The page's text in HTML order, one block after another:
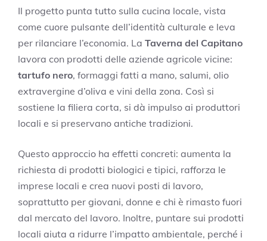
Il progetto punta tutto sulla cucina locale, vista
come cuore pulsante dell’identità culturale e leva
per rilanciare l’economia. La Taverna del Capitano
lavora con prodotti delle aziende agricole vicine:
tartufo nero, formaggi fatti a mano, salumi, olio
extravergine d’oliva e vini della zona. Così si
sostiene la filiera corta, si dà impulso ai produttori
locali e si preservano antiche tradizioni.
Questo approccio ha effetti concreti: aumenta la
richiesta di prodotti biologici e tipici, rafforza le
imprese locali e crea nuovi posti di lavoro,
soprattutto per giovani, donne e chi è rimasto fuori
dal mercato del lavoro. Inoltre, puntare sui prodotti
locali aiuta a ridurre l’impatto ambientale, perché i